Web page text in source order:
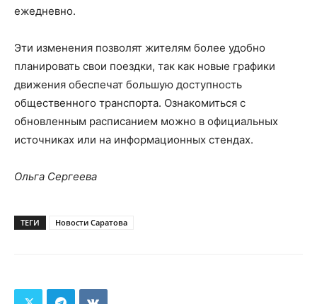
ежедневно.
Эти изменения позволят жителям более удобно
планировать свои поездки, так как новые графики
движения обеспечат большую доступность
общественного транспорта. Ознакомиться с
обновленным расписанием можно в официальных
источниках или на информационных стендах.
Ольга Сергеева
ТЕГИ Новости Саратова